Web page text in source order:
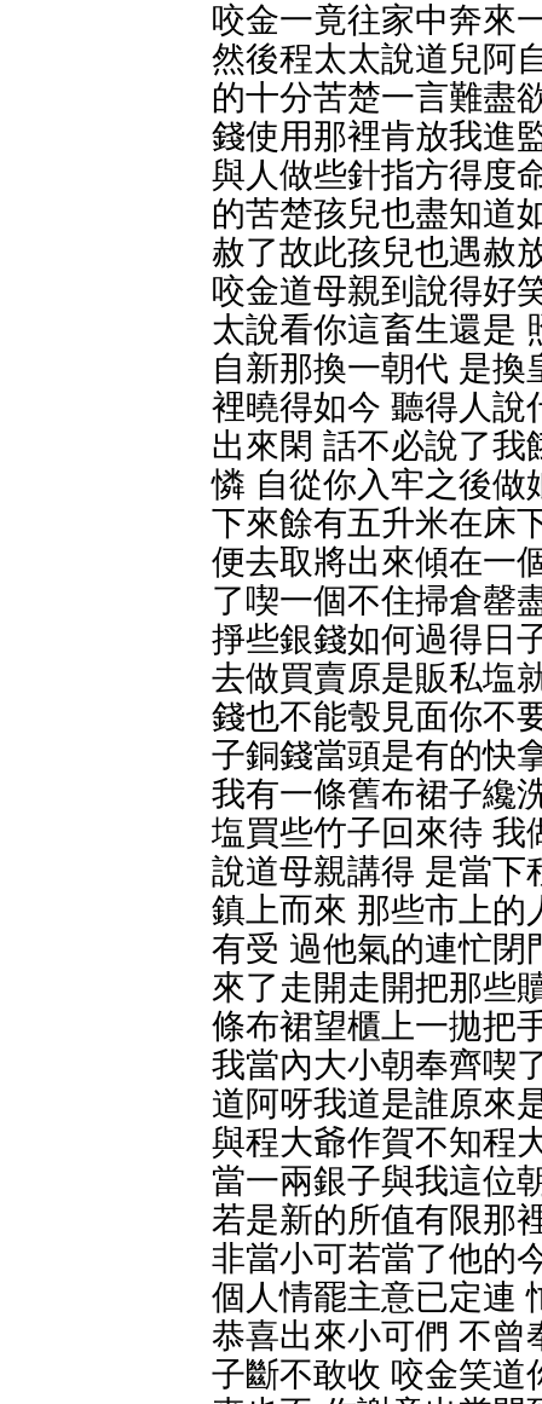
咬金一竟往家中奔來
然後程太太說道兒阿
的十分苦楚一言難盡
錢使用那裡肯放我進
與人做些針指方得度
的苦楚孩兒也盡知道
赦了故此孩兒也遇赦
咬金道母親到說得好
太說看你這畜生還是
自新那換一朝代 是
裡曉得如今 聽得人說
出來閑 話不必說了我
憐 自從你入牢之後做
下來餘有五升米在床
便去取將出來傾在一
了喫一個不住掃倉罄
掙些銀錢如何過得日
去做買賣原是販私塩
錢也不能彀見面你不
子銅錢當頭是有的快
我有一條舊布裙子纔
塩買些竹子回來待 我
說道母親講得 是當下
鎮上而來 那些市上的
有受 過他氣的連忙閉
來了走開走開把那些
條布裙望櫃上一拋把
我當內大小朝奉齊喫
道阿呀我道是誰原來
與程大爺作賀不知程
當一兩銀子與我這位
若是新的所值有限那
非當小可若當了他的
個人情罷主意已定連
恭喜出來小可們 不曾
子斷不敢收 咬金笑道